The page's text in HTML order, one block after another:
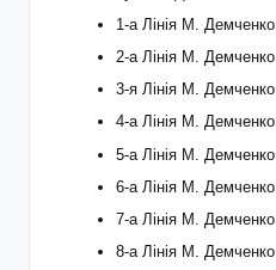
1-а Лінія М. Демченко
2-а Лінія М. Демченко
3-я Лінія М. Демченко
4-а Лінія М. Демченко
5-а Лінія М. Демченко
6-а Лінія М. Демченко
7-а Лінія М. Демченко
8-а Лінія М. Демченко